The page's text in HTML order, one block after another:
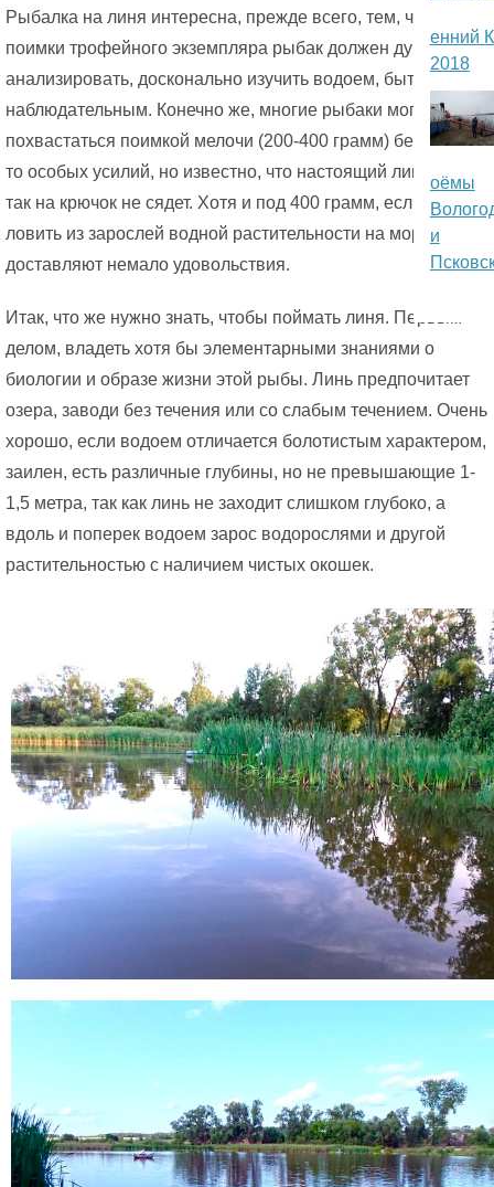
т
а
л
«
L
A
D
F
I
S
H
»
Рыбалка на линя интересна, прежде всего, тем, что для
поимки трофейного экземпляра рыбак должен думать,
анализировать, досконально изучить водоем, быть
наблюдательным. Конечно же, многие рыбаки могут
похвастаться поимкой мелочи (200-400 грамм) без каких-
то особых усилий, но известно, что настоящий линь просто
так на крючок не сядет. Хотя и под 400 грамм, если их
ловить из зарослей водной растительности на мормышку,
доставляют немало удовольствия.
Итак, что же нужно знать, чтобы поймать линя. Первым
делом, владеть хотя бы элементарными знаниями о
биологии и образе жизни этой рыбы. Линь предпочитает
озера, заводи без течения или со слабым течением. Очень
хорошо, если водоем отличается болотистым характером,
заилен, есть различные глубины, но не превышающие 1-
1,5 метра, так как линь не заходит слишком глубоко, а
вдоль и поперек водоем зарос водорослями и другой
растительностью с наличием чистых окошек.
енний
2018
оёмы
и